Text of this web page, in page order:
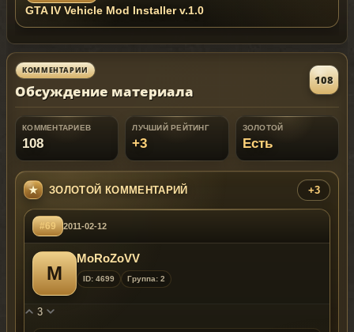
GTA IV Vehicle Mod Installer v.1.0
КОММЕНТАРИИ
Обсуждение материала
108
КОММЕНТАРИЕВ
108
ЛУЧШИЙ РЕЙТИНГ
+3
ЗОЛОТОЙ
Есть
ЗОЛОТОЙ КОММЕНТАРИЙ +3
#69 2011-02-12
M
MoRoZoVV
ID: 4699 Группа: 2
3